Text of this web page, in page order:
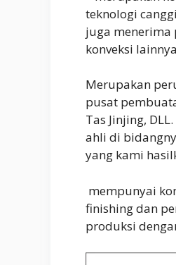
teknologi
juga menerima
konveksi lainnya.
Merupakan
pusat
Tas Jinjing,
ahli di
yang kami
mempunyai
finishing dan
produksi